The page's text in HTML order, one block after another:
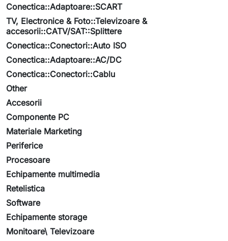
Conectica::Adaptoare::SCART
TV, Electronice & Foto::Televizoare &
accesorii::CATV/SAT::Splittere
Conectica::Conectori::Auto ISO
Conectica::Adaptoare::AC/DC
Conectica::Conectori::Cablu
Other
Accesorii
Componente PC
Materiale Marketing
Periferice
Procesoare
Echipamente multimedia
Retelistica
Software
Echipamente storage
Monitoare\ Televizoare